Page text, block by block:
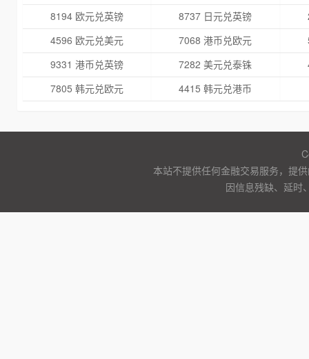
8194 欧元兑英镑
8737 日元兑英镑
4596 欧元兑美元
7068 港币兑欧元
9331 港币兑英镑
7282 美元兑泰铢
7805 韩元兑欧元
4415 韩元兑港币
本站不提供任何金融交易服务，提
因信息残缺、延时